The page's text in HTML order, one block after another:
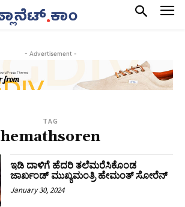
- Advertisement -
TAG
hemathsoren
ಇಡಿ ದಾಳಿಗೆ ಹೆದರಿ ತಲೆಮರೆಸಿಕೊಂಡ
ಜಾರ್ಖಂಡ್ ಮುಖ್ಯಮಂತ್ರಿ ಹೇಮಂತ್ ಸೋರೆನ್
January 30, 2024